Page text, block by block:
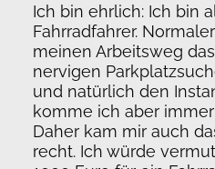
Ich bin ehrlich: Ich bin
Fahrradfahrer.
meinen Arbeitsweg
nervigen
und natürlich den
komme ich aber
Daher kam mir auch
recht. Ich würde